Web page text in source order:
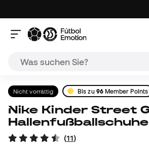
Nicht vorrättig Bis zu 96Member Points
Nike Kinder Street Gato
Hallenfußballschuhe
(11)